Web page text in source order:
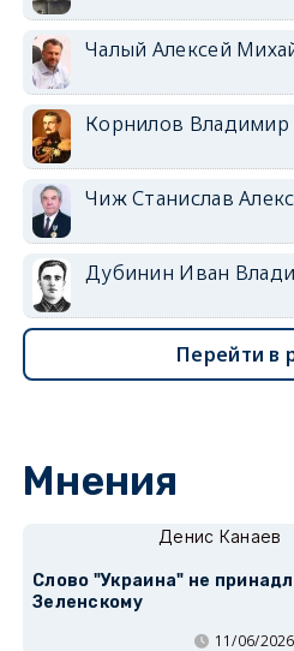
Чалый Алексей
Корнилов Владимир
Чиж Станислав
Дубинин Иван
Перейти в
Мнения
Денис Канаев
Слово "Украина" не
Зеленскому
11/06/